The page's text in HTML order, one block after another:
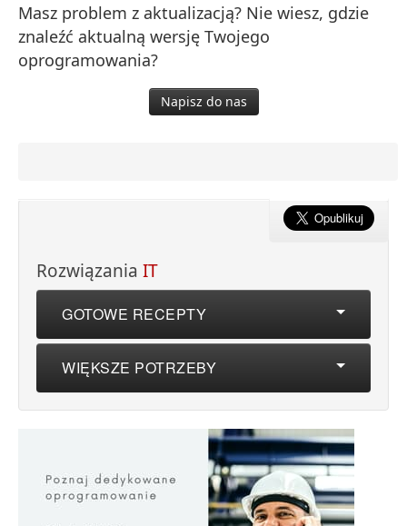
Masz problem z aktualizacją? Nie wiesz, gdzie
znaleźć aktualną wersję Twojego
oprogramowania?
Napisz do nas
Rozwiązania IT
GOTOWE RECEPTY
WIĘKSZE POTRZEBY